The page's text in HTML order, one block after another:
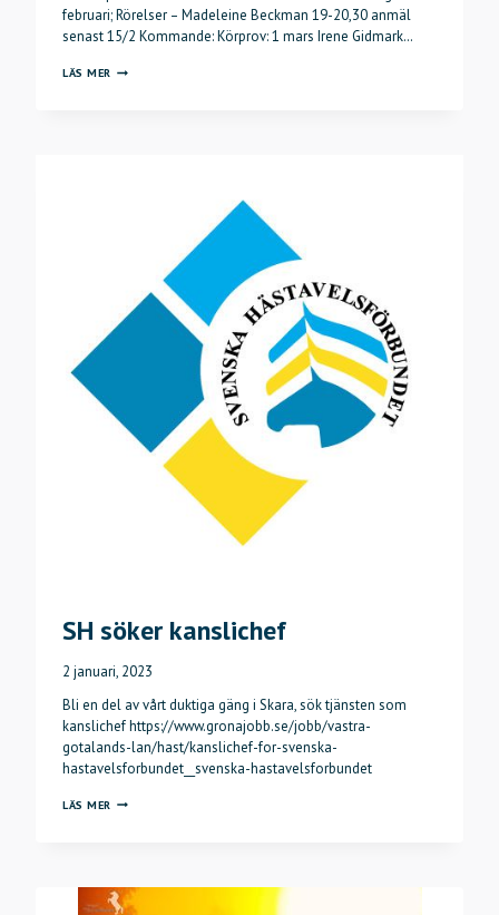
februari; Rörelser – Madeleine Beckman 19-20,30 anmäl
senast 15/2 Kommande: Körprov: 1 mars Irene Gidmark…
LÄS MER DIGITALA
SH söker kanslichef
2 januari, 2023
Bli en del av vårt duktiga gäng i Skara, sök tjänsten som
kanslichef https://www.gronajobb.se/jobb/vastra-
gotalands-lan/hast/kanslichef-for-svenska-
hastavelsforbundet__svenska-hastavelsforbundet
LÄS MER SH